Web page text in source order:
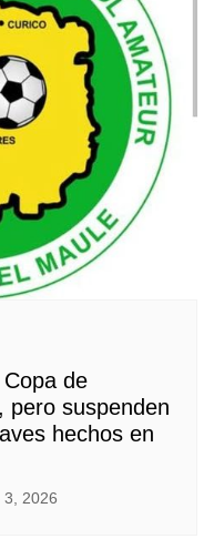
de
pero suspenden
hechos en
2026